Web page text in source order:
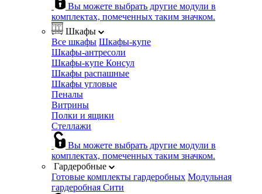
Вы можете выбрать другие модули в
комплектах, помеченных таким значком.
Шкафы
Все шкафы Шкафы-купе
Шкафы-антресоли
Шкафы-купе Консул
Шкафы распашные
Шкафы угловые
Пеналы
Витрины
Полки и ящики
Стеллажи
Вы можете выбрать другие модули в
комплектах, помеченных таким значком.
Гардеробные
Готовые комплекты гардеробных Модульная
гардеробная Сити